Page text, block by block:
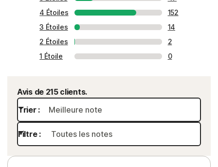
4 Étoiles
152
3 Étoiles
14
2 Étoiles
2
1 Étoile
0
Avis de 215 clients.
Trier :
Filtre :